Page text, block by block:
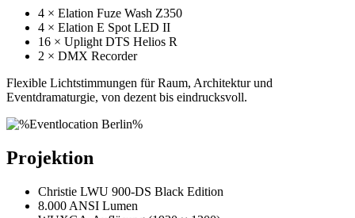
4 × Elation Fuze Wash Z350
4 × Elation E Spot LED II
16 × Uplight DTS Helios R
2 × DMX Recorder
Flexible Lichtstimmungen für Raum, Architektur und
Eventdramaturgie, von dezent bis eindrucksvoll.
Projektion
Christie LWU 900-DS Black Edition
8.000 ANSI Lumen